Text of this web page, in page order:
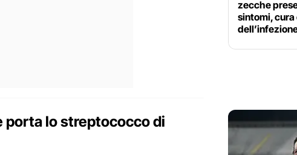
porta lo streptococco di
zecche
sintomi,